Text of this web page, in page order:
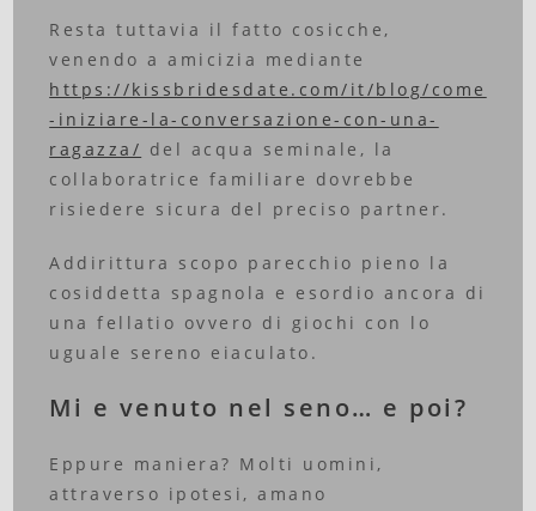
Resta tuttavia il fatto cosicche,
venendo a amicizia mediante
https://kissbridesdate.com/it/blog/come
-iniziare-la-conversazione-con-una-
ragazza/ del acqua seminale, la
collaboratrice familiare dovrebbe
risiedere sicura del preciso partner.
Addirittura scopo parecchio pieno la
cosiddetta spagnola e esordio ancora di
una fellatio ovvero di giochi con lo
uguale sereno eiaculato.
Mi e venuto nel seno… e poi?
Eppure maniera? Molti uomini,
attraverso ipotesi, amano